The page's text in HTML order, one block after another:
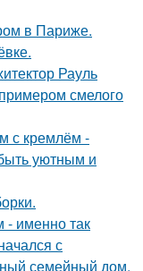
в Париже.
Рауль
смелого
с кремлём -
уютным и
- именно так
с
семейный дом.